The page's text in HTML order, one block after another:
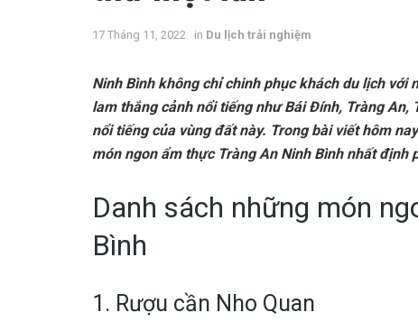
17 Tháng 11, 2022 in Du lịch trải nghiệm
Ninh Bình không chỉ chinh phục khách du lịch
lam thắng cảnh nổi tiếng như Bái Đính, Tràng
nổi tiếng của vùng đất này. Trong bài viết hôm
món ngon ẩm thực Tràng An Ninh Bình nhất
Danh sách những món
Bình
1. Rượu cần Nho Quan